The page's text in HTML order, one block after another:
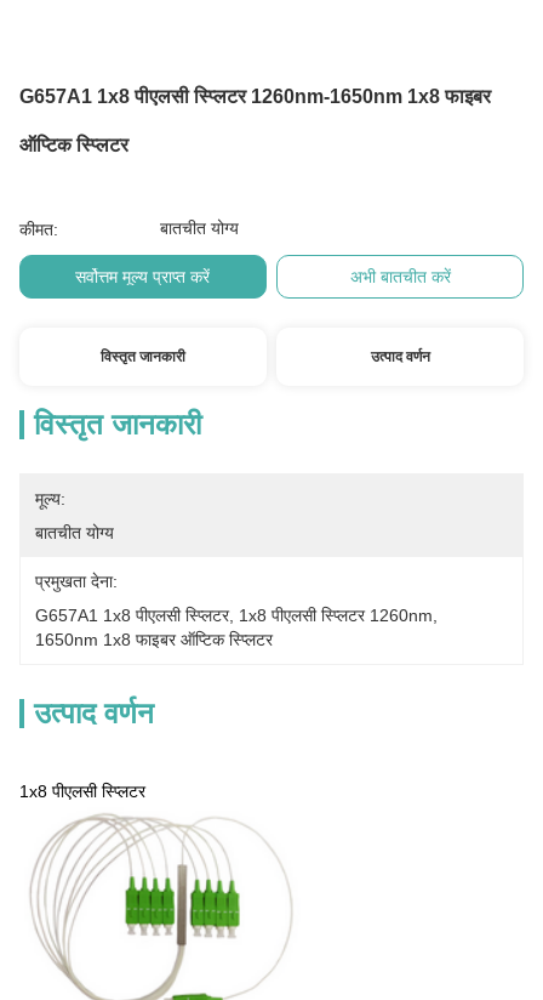
G657A1 1x8 पीएलसी स्प्लिटर 1260nm-1650nm 1x8 फाइबर
ऑप्टिक स्प्लिटर
कीमत: बातचीत योग्य
सर्वोत्तम मूल्य प्राप्त करें अभी बातचीत करें
विस्तृत जानकारी उत्पाद वर्णन
विस्तृत जानकारी
मूल्य:
बातचीत योग्य
प्रमुखता देना:
G657A1 1x8 पीएलसी स्प्लिटर, 1x8 पीएलसी स्प्लिटर 1260nm
1650nm 1x8 फाइबर ऑप्टिक स्प्लिटर
उत्पाद वर्णन
1x8 पीएलसी स्प्लिटर